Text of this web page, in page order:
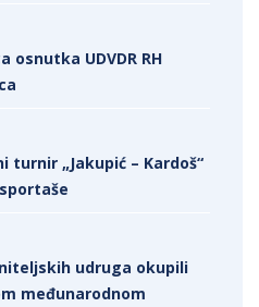
osnutka UDVDR RH
turnir „Jakupić – Kardoš“
udruga okupili
međunarodnom